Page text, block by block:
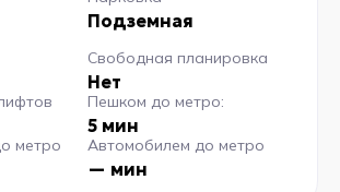
Подземная
Свободная планировка
Нет
Пешком до метро:
5 мин
метро Автомобилем до метро
— мин